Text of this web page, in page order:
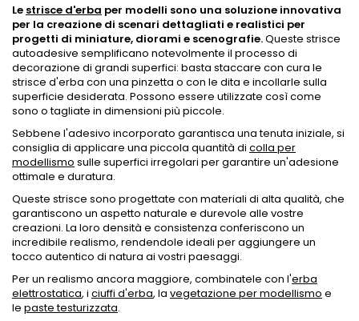
Le strisce d'erba per modelli sono una soluzione innovativa
per la creazione di scenari dettagliati e realistici per
progetti di miniature, diorami e scenografie.Queste strisce
autoadesive semplificano notevolmente il processo di
decorazione di grandi superfici: basta staccare con cura le
strisce d'erba con una pinzetta o con le dita e incollarle sulla
superficie desiderata. Possono essere utilizzate così come
sono o tagliate in dimensioni più piccole.
Sebbene l'adesivo incorporato garantisca una tenuta iniziale, si
consiglia di applicare una piccola quantità di colla per
modellismo sulle superfici irregolari per garantire un'adesione
ottimale e duratura.
Queste strisce sono progettate con materiali di alta qualità, che
garantiscono un aspetto naturale e durevole alle vostre
creazioni. La loro densità e consistenza conferiscono un
incredibile realismo, rendendole ideali per aggiungere un
tocco autentico di natura ai vostri paesaggi.
Per un realismo ancora maggiore, combinatele con l'erba
elettrostatica, i ciuffi d'erba, la vegetazione per modellismo e
le paste testurizzata.